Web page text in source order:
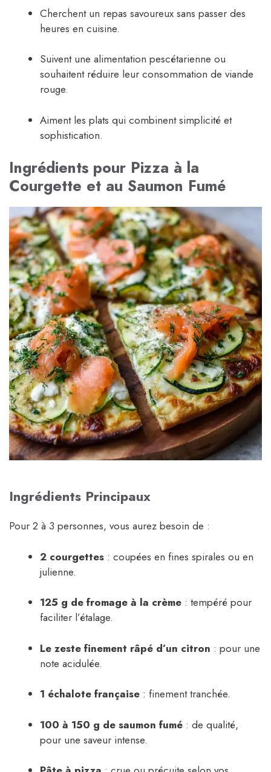
Cherchent un repas savoureux sans passer des
heures en cuisine.
Suivent une alimentation pescétarienne ou
souhaitent réduire leur consommation de viande
rouge.
Aiment les plats qui combinent simplicité et
sophistication.
Ingrédients pour Pizza à la
Courgette et au Saumon Fumé
Ingrédients Principaux
Pour 2 à 3 personnes, vous aurez besoin de :
2 courgettes : coupées en fines spirales ou en
julienne.
125 g de fromage à la crème : tempéré pour
faciliter l’étalage.
Le zeste finement râpé d’un citron : pour une
note acidulée.
1 échalote française : finement tranchée.
100 à 150 g de saumon fumé : de qualité,
pour une saveur intense.